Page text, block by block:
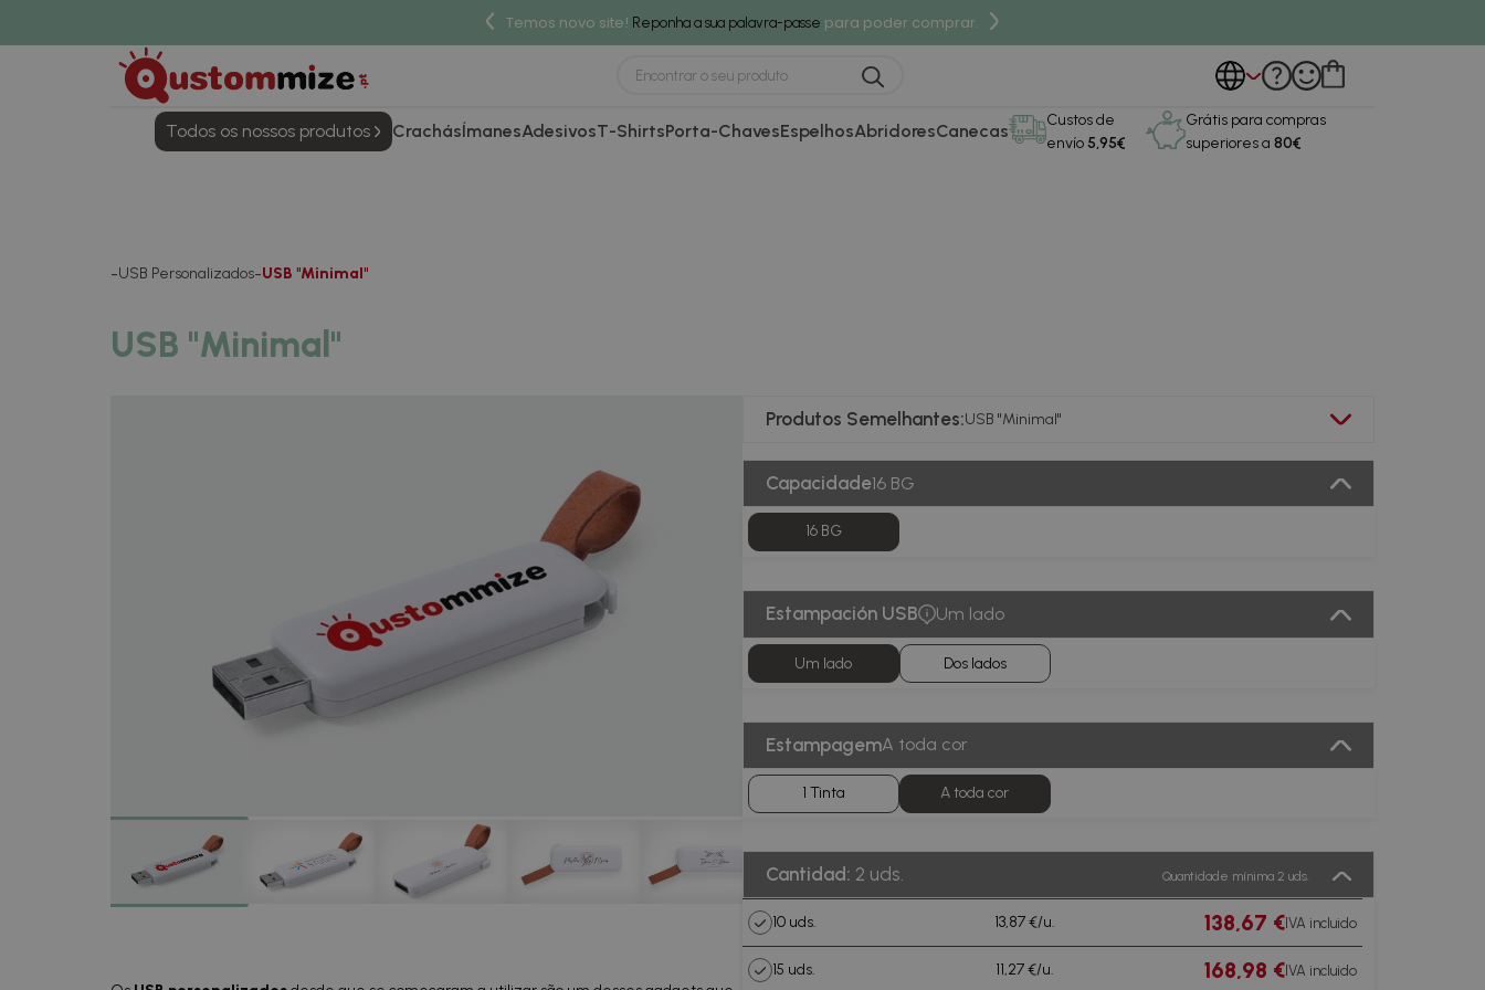
Temos novo site! Reponha a sua palavra-passe para poder comprar.
Todos os nossos produtos CrachásÍmanesAdesivosT-ShirtsPorta-ChavesEspelhosAbridoresCanecas
Custos de
envío5,95€
Grátis para compras
superiores a 80€
USB Personalizados USB "Minimal"
USB "Minimal"
Produtos Semelhantes:USB "Minimal"
Capacidade16 BG
16 BG
Estampación USB Um lado
Um lado Dos lados
EstampagemA toda cor
1 Tinta A toda cor
Cantidad: 2 uds. Quantidade mínima 2 uds.
10 uds. 13,87 €/u. 138,67 €IVA incluido
15 uds. 11,27 €/u. 168,98 €IVA incluido